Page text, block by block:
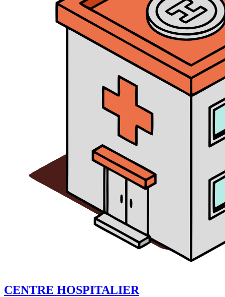
CENTRE HOSPITALIER